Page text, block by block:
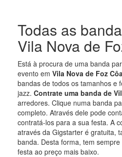
Todas as
Vila Nova de
Está à procura de uma banda
evento em Vila Nova de Foz Côa
bandas de todos os tamanhos e
jazz. Contrate uma banda de
arredores. Clique numa banda
completo. Através dele pode
contratá-los para a sua festa. A
através da Gigstarter é gratuita,
banda. Desta forma, tem
festa ao preço mais baixo.